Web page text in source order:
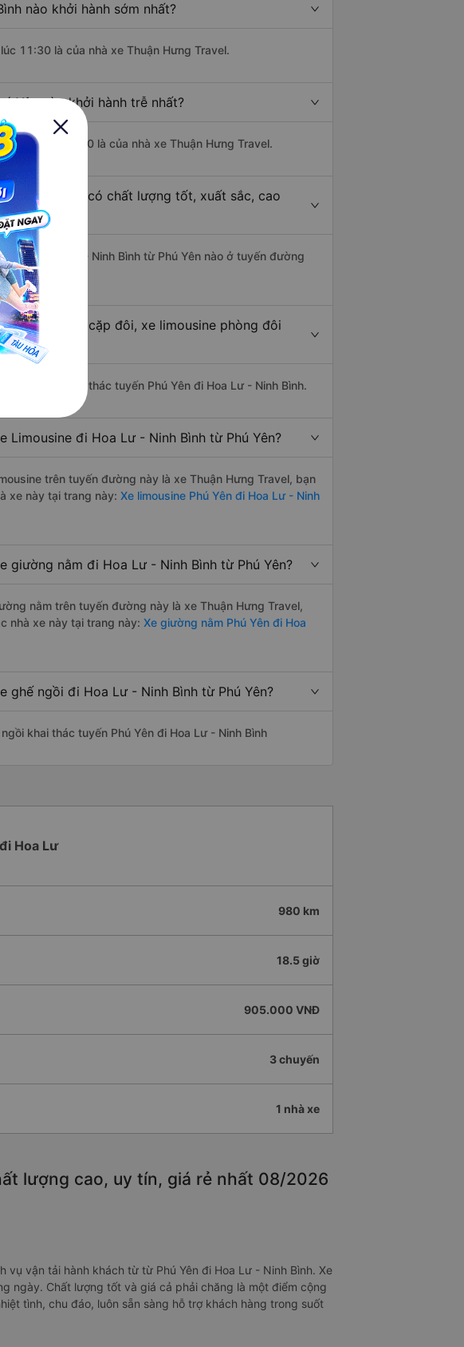
nào khởi hành sớm nhất?
11:30 là của nhà xe Thuận Hưng Travel.
Yên nào khởi hành trễ nhất?
là vào lúc 16:30 là của nhà xe Thuận Hưng Travel.
Phú Yên nào có chất lượng tốt, xuất sắc, cao
xe đi Hoa Lư - Ninh Bình từ Phú Yên nào ở tuyến đường
dành cho cặp đôi, xe limousine phòng đôi
nằm đôi khai thác tuyến Phú Yên đi Hoa Lư - Ninh Bình.
Limousine đi Hoa Lư - Ninh Bình từ Phú Yên?
trên tuyến đường này là xe Thuận Hưng Travel, bạn
xe này tại trang này: Xe limousine Phú Yên đi Hoa Lư - Ninh
giường nằm đi Hoa Lư - Ninh Bình từ Phú Yên?
nằm trên tuyến đường này là xe Thuận Hưng Travel,
nhà xe này tại trang này: Xe giường nằm Phú Yên đi Hoa
ghế ngồi đi Hoa Lư - Ninh Bình từ Phú Yên?
khai thác tuyến Phú Yên đi Hoa Lư - Ninh Bình
Hoa Lư
980 km
18.5 giờ
905.000 VNĐ
3 chuyến
1 nhà xe
lượng cao, uy tín, giá rẻ nhất 08/2026
vận tải hành khách từ từ Phú Yên đi Hoa Lư - Ninh Bình. Xe
ngày. Chất lượng tốt và giá cả phải chăng là một điểm cộng
tình, chu đáo, luôn sẵn sàng hỗ trợ khách hàng trong suốt